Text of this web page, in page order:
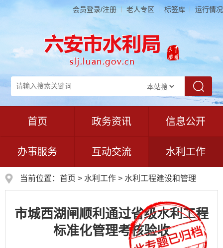
会员登录/注册 老人专区 标签库 运行情况
首页 政务资讯 信息公开
办事服务 互动交流 水利工作
当前位置： 首页 > 水利工作 > 水利工程建设和管理
市城西湖闸顺利通过省级水利工程
标准化管理考核验收